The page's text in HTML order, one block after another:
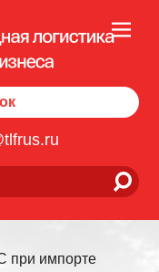
при импорте